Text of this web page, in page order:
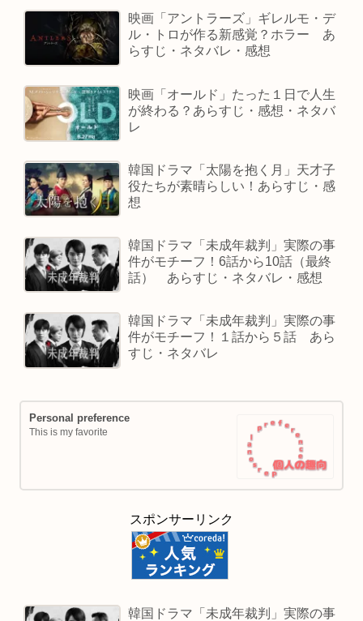
映画「アントラーズ」ギレルモ・デ
ル・トロが作る新感覚？ホラー あ
らすじ・ネタバレ・感想
映画「オールド」たった１日で人生
が終わる？あらすじ・感想・ネタバ
レ
韓国ドラマ「太陽を抱く月」天才子
役たちが素晴らしい！あらすじ・感
想
韓国ドラマ「未成年裁判」実際の事
件がモチーフ！6話から10話（最終
話） あらすじ・ネタバレ・感想
韓国ドラマ「未成年裁判」実際の事
件がモチーフ！１話から５話 あら
すじ・ネタバレ
Personal preference
This is my favorite
スポンサーリンク
韓国ドラマ「未成年裁判」実際の事